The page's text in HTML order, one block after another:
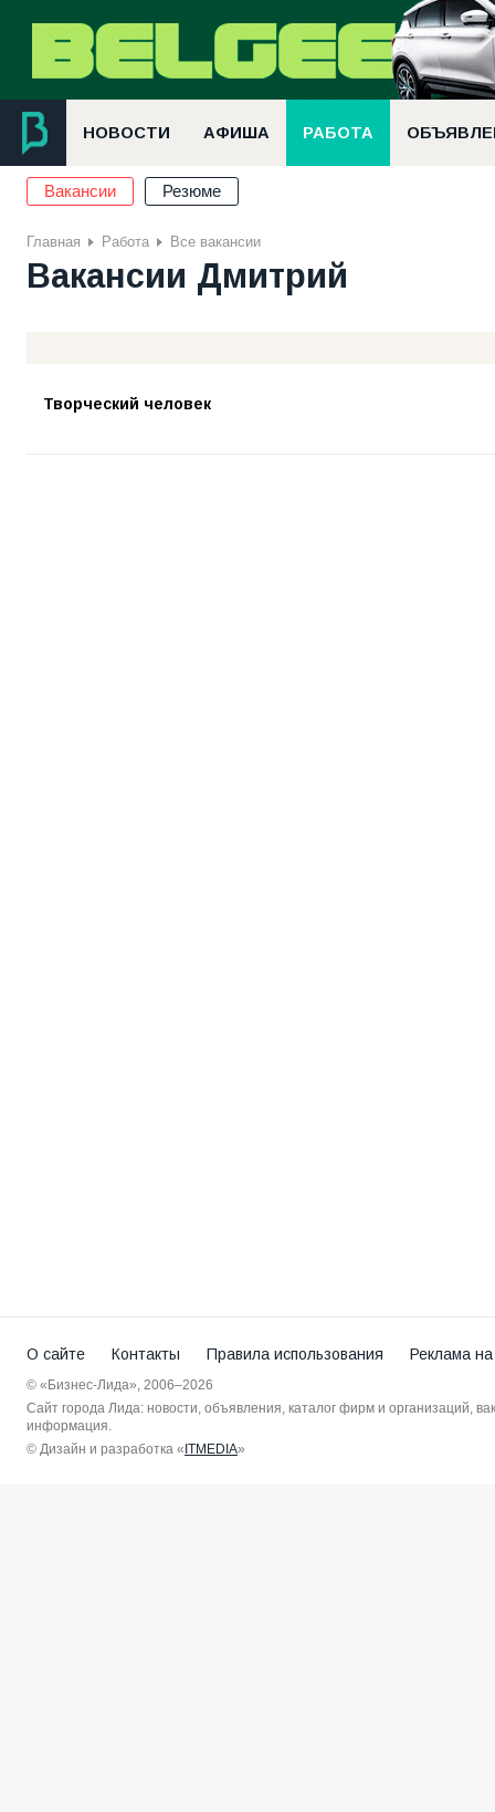
НОВОСТИ АФИША РАБОТА
Вакансии Резюме
Главная Работа Все вакансии
Вакансии Дмитрий
Творческий человек
О сайте Контакты Правила использования Реклама
© «Бизнес-Лида», 2006–2026
Сайт города Лида: новости, объявления, каталог фирм и организаций,
информация.
© Дизайн и разработка « ITMEDIA»